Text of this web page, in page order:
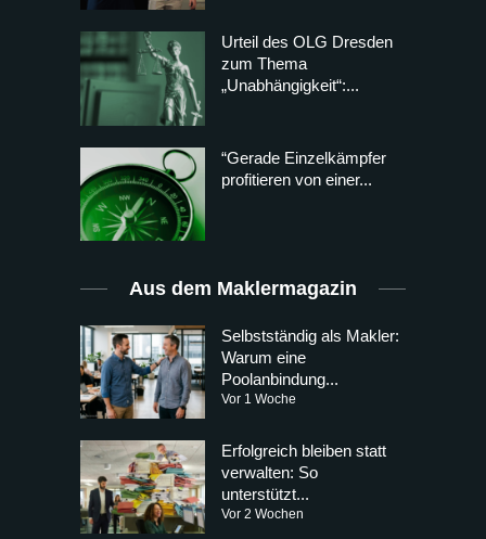
Urteil des OLG Dresden
zum Thema
„Unabhängigkeit“:...
“Gerade Einzelkämpfer
profitieren von einer...
Aus dem Maklermagazin
Selbstständig als Makler:
Warum eine
Poolanbindung...
Vor 1 Woche
Erfolgreich bleiben statt
verwalten: So
unterstützt...
Vor 2 Wochen